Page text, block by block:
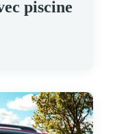
piscine